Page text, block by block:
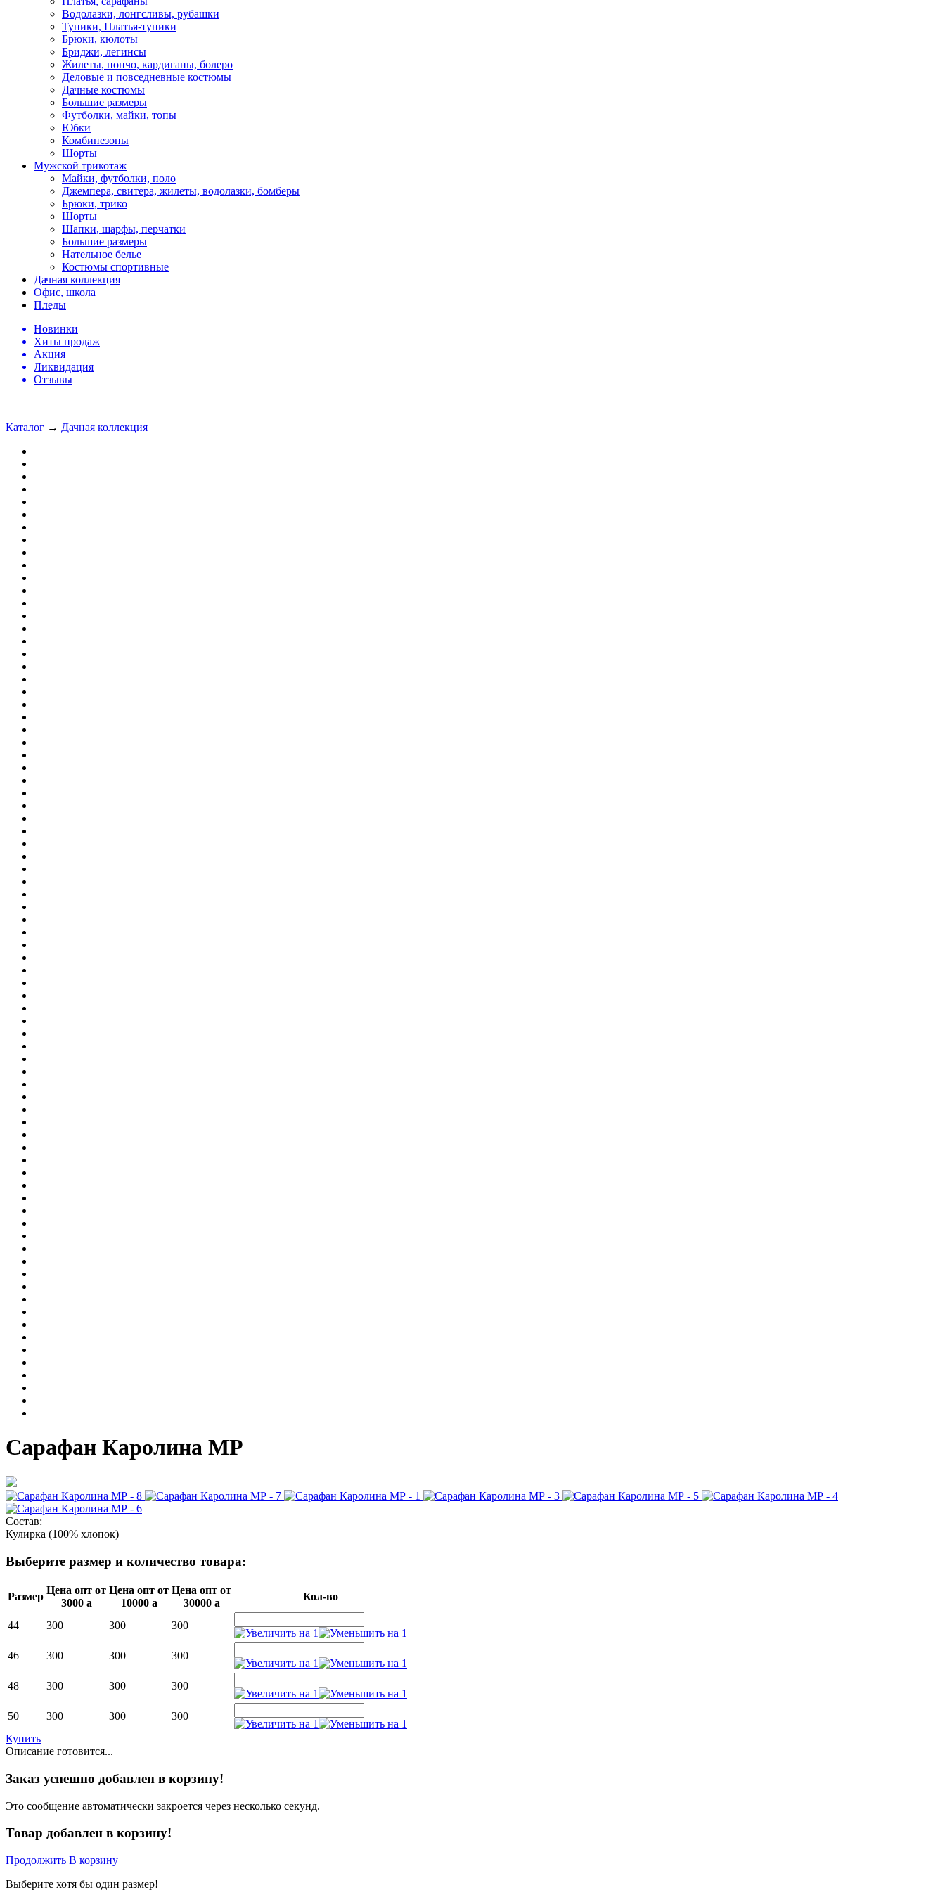
Водолазки, лонгсливы, рубашки
Туники, Платья-туники
Брюки, кюлоты
Бриджи, легинсы
Жилеты, пончо, кардиганы, болеро
Деловые и повседневные костюмы
Дачные костюмы
Большие размеры
Футболки, майки, топы
Юбки
Комбинезоны
Шорты
Мужской трикотаж
Майки, футболки, поло
Джемпера, свитера, жилеты, водолазки, бомберы
Брюки, трико
Шорты
Шапки, шарфы, перчатки
Большие размеры
Нательное белье
Костюмы спортивные
Дачная коллекция
Офис, школа
Пледы
Новинки
Хиты продаж
Акция
Ликвидация
Отзывы
Каталог → Дачная коллекция
Сарафан Каролина МР
Состав:
Кулирка (100% хлопок)
Выберите размер и количество товара:
Размер
Цена опт от
3000 a
Цена опт от
10000 a
Цена опт от
30000 a
Кол-во
44 300 300 300
46 300 300 300
48 300 300 300
50 300 300
300
Купить
Описание готовится...
Заказ успешно добавлен в корзину!
Это сообщение автоматически закроется через несколько секунд.
Товар добавлен в корзину!
Продолжить В корзину
Выберите хотя бы один размер!